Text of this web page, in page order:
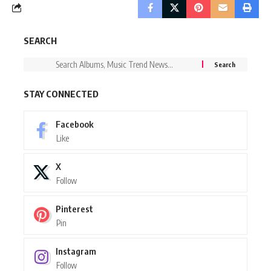
SEARCH
STAY CONNECTED
Facebook
Like
X
Follow
Pinterest
Pin
Instagram
Follow